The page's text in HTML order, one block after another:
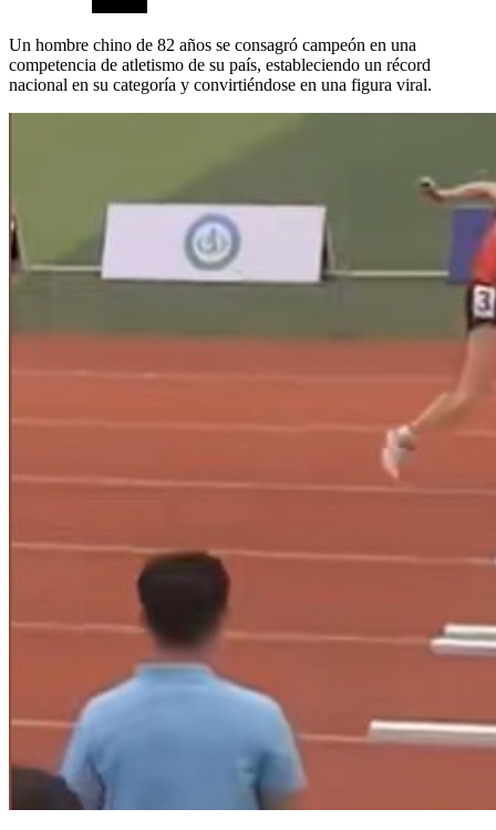
Un hombre chino de 82 años se consagró campeón en una
competencia de atletismo de su país, estableciendo un récord
nacional en su categoría y convirtiéndose en una figura viral.